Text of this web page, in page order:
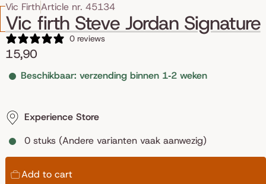
Vic FirthArticle nr. 45134
Vic firth Steve Jordan Signature
0 reviews
15,90
Beschikbaar: verzending binnen 1‑2 weken
Experience Store
0 stuks (Andere varianten vaak aanwezig)
Add to cart